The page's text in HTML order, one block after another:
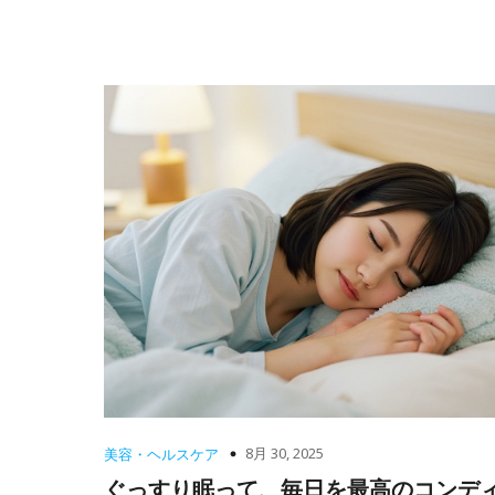
美容・ヘルスケア 8月 30, 2025
ぐっすり眠って、毎日を最高のコンデ